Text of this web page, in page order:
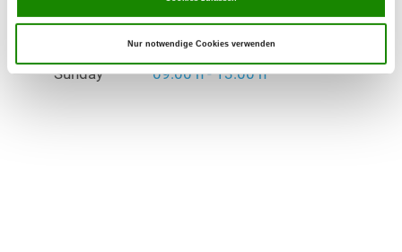
Nur notwendige Cookies verwenden
Sunday 09:00 h - 13:00 h